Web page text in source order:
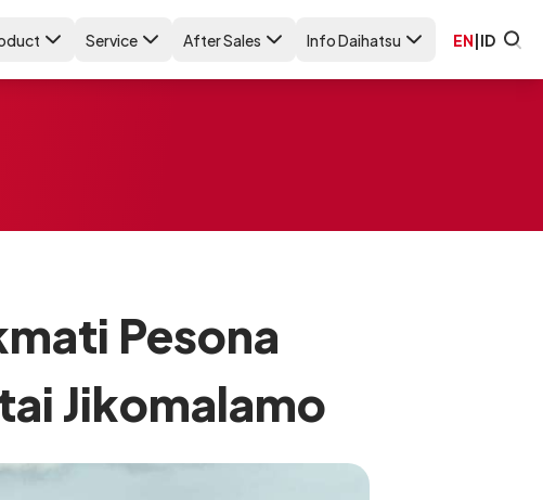
Service After Sales Info Daihatsu EN|ID
Pesona
Jikomalamo